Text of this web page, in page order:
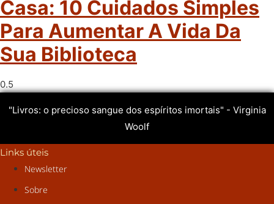
Casa: 10 Cuidados Simples
Para Aumentar A Vida Da
Sua Biblioteca
"Livros: o precioso sangue dos espíritos imortais" - Virginia
Woolf
Links úteis
Newsletter
Sobre